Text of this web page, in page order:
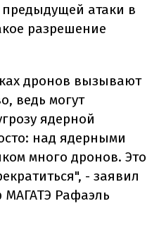
атаки в
разрешение
дронов вызывают
ведь могут
ядерной
над ядерными
много дронов. Это
- заявил
МАГАТЭ Рафаэль